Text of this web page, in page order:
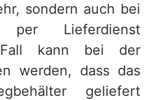
sondern auch bei
per Lieferdienst
kann bei der
werden, dass das
geliefert